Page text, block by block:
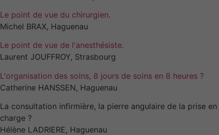
Le point de vue du chirurgien.
Michel BRAX, Haguenau
Le point de vue de l'anesthésiste.
Laurent JOUFFROY, Strasbourg
L'organisation des soins, 8 jours de soins en 8 heures ?
Catherine HANSSEN, Haguenau
La consultation infirmière, la pierre angulaire de la prise en
charge ?
Hélène LADRIERE, Haguenau